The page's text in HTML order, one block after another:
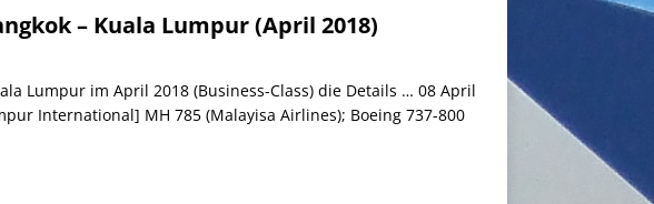
– Kuala Lumpur (April 2018)
Lumpur im April 2018 (Business-Class) die Details … 08 April
International] MH 785 (Malayisa Airlines); Boeing 737-800